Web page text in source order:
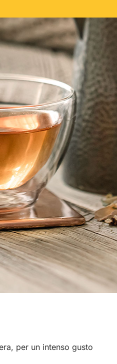
per un intenso gusto